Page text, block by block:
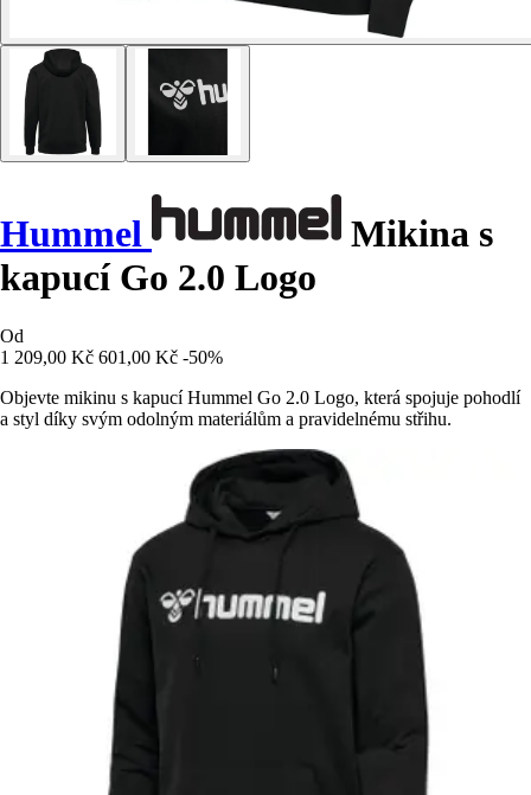
Hummel
Mikina s
kapucí Go 2.0 Logo
Od
1 209,00 Kč 601,00 Kč -50%
Objevte mikinu s kapucí Hummel Go 2.0 Logo, která spojuje pohodlí
a styl díky svým odolným materiálům a pravidelnému střihu.